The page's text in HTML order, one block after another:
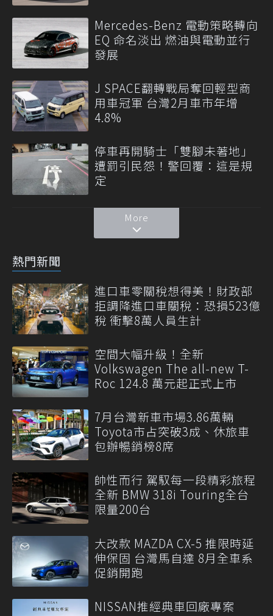
Mercedes-Benz 電動策略轉向
EQ 命名淡出 燃油與電動並行
發展
J SPACE翻轉戰局奪回輕型商
用車冠軍 台灣2月車市年增
4.8%
停車再開騎士「雙腳未著地」
遭罰引民怨！警回覆：這是規
定
More
熱門新聞
進口車零關稅想得美！財政部
拒調降進口車關稅：恐損523億
稅 衝擊8萬人員生計
空間大幅升級！全新
Volkswagen The all-new T-
Roc 124.8 萬元起正式上市
7月台灣新車市場3.86萬輛
Toyota市占突破3成、休旅車
包辦暢銷榜8席
帥性而行 駕馭每一段精彩旅程
全新 BMW 318i Touring全台
限量200台
大改款 MAZDA CX-5 推限時延
伸保固 台灣馬自達 8月全車系
促銷開跑
NISSAN推經典車回廠專案